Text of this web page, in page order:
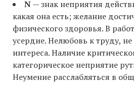
N— знак неприятия
какая она есть; желание
физического здоровья. В
усердие. Нелюбовь к труду,
интереса. Наличие
категорическое неприятие
Неумение расслабляться в